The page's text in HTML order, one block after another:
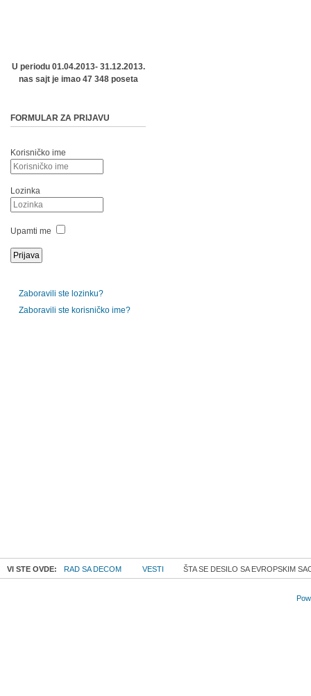
U periodu 01.04.2013- 31.12.2013.
nas sajt je imao 47 348 poseta
FORMULAR ZA PRIJAVU
Korisničko ime
Lozinka
Upamti me
Zaboravili ste lozinku?
Zaboravili ste korisničko ime?
VI STE OVDE: RAD SA DECOM VESTI ŠTA SE DESILO SA EVROPSKIM